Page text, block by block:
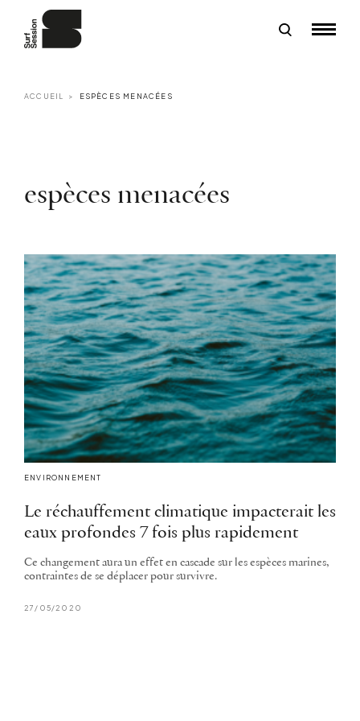
ACCUEIL ESPÈCES MENACÉES
espèces menacées
ENVIRONNEMENT
Le réchauffement climatique impacterait les
eaux profondes 7 fois plus rapidement
Ce changement aura un effet en cascade sur les espèces marines,
contraintes de se déplacer pour survivre.
27/05/2020